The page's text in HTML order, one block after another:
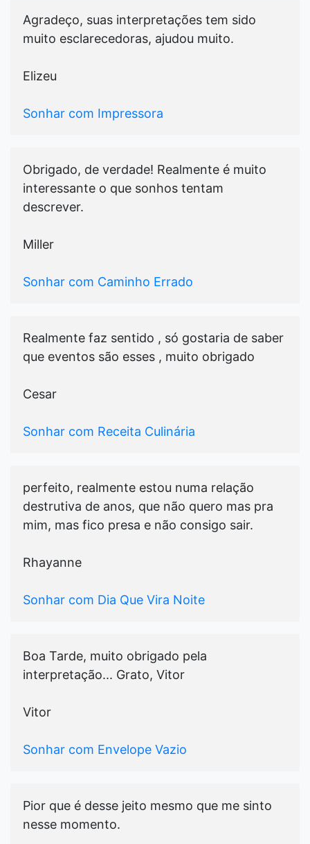
Agradeço, suas interpretações tem sido
muito esclarecedoras, ajudou muito.
Elizeu
Sonhar com Impressora
Obrigado, de verdade! Realmente é muito
interessante o que sonhos tentam
descrever.
Miller
Sonhar com Caminho Errado
Realmente faz sentido , só gostaria de saber
que eventos são esses , muito obrigado
Cesar
Sonhar com Receita Culinária
perfeito, realmente estou numa relação
destrutiva de anos, que não quero mas pra
mim, mas fico presa e não consigo sair.
Rhayanne
Sonhar com Dia Que Vira Noite
Boa Tarde, muito obrigado pela
interpretação... Grato, Vitor
Vitor
Sonhar com Envelope Vazio
Pior que é desse jeito mesmo que me sinto
nesse momento.